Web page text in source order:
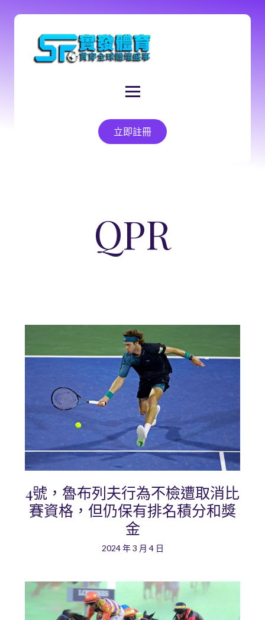
立即註冊
QPR
4號，魯布列夫行為不檢遭取消比
賽資格，但仍保有排名積分和獎
金
2024 年 3 月 4 日